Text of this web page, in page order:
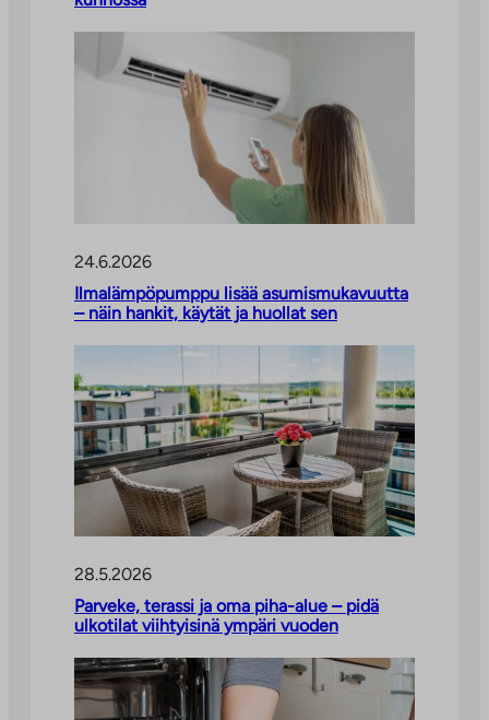
24.6.2026
Ilmalämpöpumppu lisää asumismukavuutta
– näin hankit, käytät ja huollat sen
28.5.2026
Parveke, terassi ja oma piha-alue – pidä
ulkotilat viihtyisinä ympäri vuoden